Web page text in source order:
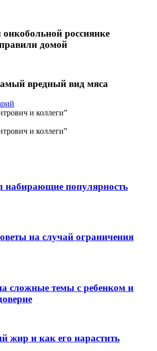
россиянке
домой
вредный вид мяса
и коллеги”
и коллеги”
набирающие популярность
на случай ограничения
сложные темы с ребенком и
жир и как его нарастить